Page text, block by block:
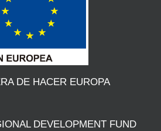
DE HACER EUROPA
DEVELOPMENT FUND